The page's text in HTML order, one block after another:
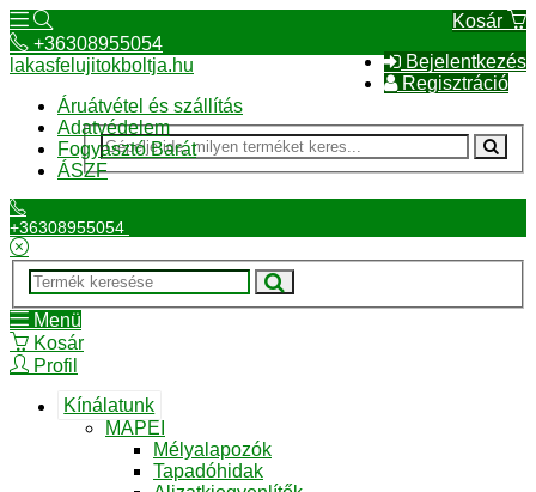
Kosár
Bejelentkezés
Regisztráció
+36308955054
lakasfelujitokboltja.hu
Áruátvétel és szállítás
Adatvédelem
Fogyasztó Barát
ÁSZF
+36308955054
Menü
Kosár
Profil
Kínálatunk
MAPEI
Mélyalapozók
Tapadóhidak